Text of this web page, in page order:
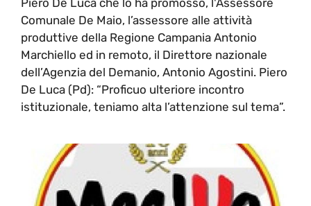
Comunale De Maio, l’assessore alle attività
produttive della Regione Campania Antonio
Marchiello ed in remoto, il Direttore nazionale
dell’Agenzia del Demanio, Antonio Agostini. Piero
De Luca (Pd): “Proficuo ulteriore incontro
istituzionale, teniamo alta l’attenzione sul tema”.